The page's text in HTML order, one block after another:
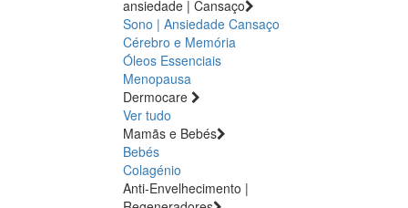
ansiedade | Cansaço
Sono | Ansiedade Cansaço
Cérebro e Memória
Óleos Essenciais
Menopausa
Dermocare
Ver tudo
Mamãs e Bebés
Bebés
Colagénio
Anti-Envelhecimento |